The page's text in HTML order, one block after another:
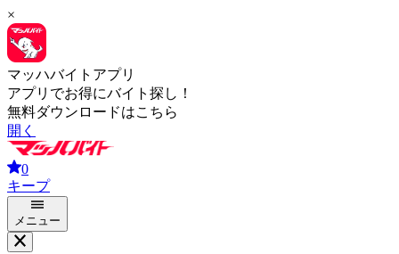
×
マッハバイトアプリ
アプリでお得にバイト探し！
無料ダウンロードはこちら
開く
0
キープ
メニュー